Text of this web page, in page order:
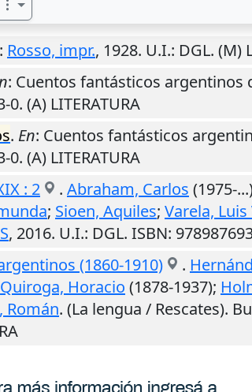
: Rosso, impr., 1928. U.I.: DGL. (M)
: Cuentos fantásticos argentinos
(A) LITERATURA
. En: Cuentos fantásticos
(A) LITERATURA
: 2
. Abraham, Carlos (1975-
; Sioen, Aquiles; Varela, Luis
, 2016. U.I.: DGL. ISBN:
(1860-1910)
.
Quiroga, Horacio (1878-1937);
Román. (La lengua / Rescates).